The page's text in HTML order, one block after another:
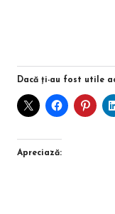
Dacă ţi-au fost utile
Apreciază: